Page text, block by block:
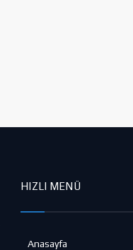
HIZLI MENÜ
Anasayfa